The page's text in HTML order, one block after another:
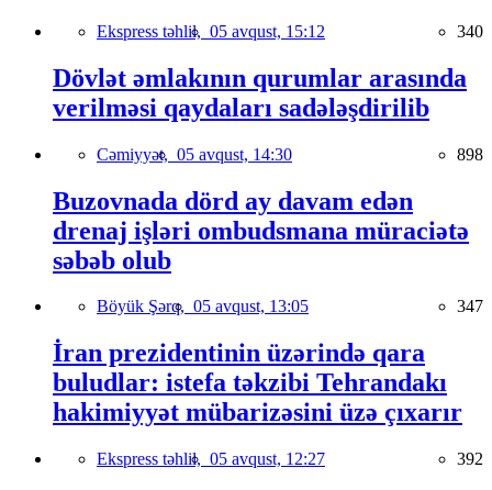
Ekspress təhlil, 05 avqust, 15:12 340
Dövlət əmlakının qurumlar arasında
verilməsi qaydaları sadələşdirilib
Cəmiyyət, 05 avqust, 14:30 898
Buzovnada dörd ay davam edən
drenaj işləri ombudsmana müraciətə
səbəb olub
Böyük Şərq, 05 avqust, 13:05 347
İran prezidentinin üzərində qara
buludlar: istefa təkzibi Tehrandakı
hakimiyyət mübarizəsini üzə çıxarır
Ekspress təhlil, 05 avqust, 12:27 392